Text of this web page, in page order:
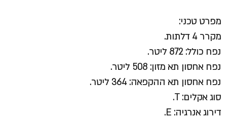
מפרט טכני:
מקרר 4 דלתות.
נפח כולל: 872 ליטר.
נפח אחסון תא מזון: 508 ליטר.
נפח אחסון תא ההקפאה: 364 ליטר.
סוג אקלים: T.
דירוג אנרגיה: E.